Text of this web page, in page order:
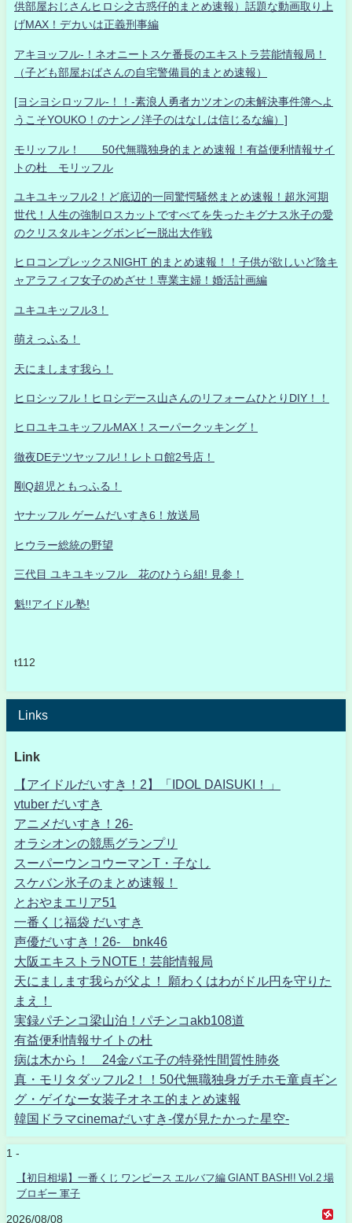
供部屋おじさんヒロシ之古惑仔的まとめ速報）話題な動画取り上
げMAX！デカいは正義刑事編
アキヨッフル-！ネオニートスケ番長のエキストラ芸能情報局！
（子ども部屋おばさんの自宅警備員的まとめ速報）
[ヨシヨシロッフル-！！-素浪人勇者カツオンの未解決事件簿へよ
うこそYOUKO！のナンノ洋子のはなしは信じるな編）]
モリッフル！ 50代無職独身的まとめ速報！有益便利情報サイ
トの杜 モリッフル
ユキユキッフル2！ど底辺的一同驚愕騒然まとめ速報！超氷河期
世代！人生の強制ロスカットですべてを失ったキグナス氷子の愛
のクリスタルキングボンビー脱出大作戦
ヒロコンプレックスNIGHT 的まとめ速報！！子供が欲しいど陰キ
ャアラフィフ女子のめざせ！専業主婦！婚活計画編
ユキユキッフル3！
萌えっふる！
天にまします我ら！
ヒロシッフル！ヒロシデース山さんのリフォームひとりDIY！！
ヒロユキユキッフルMAX！スーパークッキング！
徹夜DEテツヤッフル!！レトロ館2号店！
剛Q超児ともっふる！
ヤナッフル ゲームだいすき6！放送局
ヒウラー総統の野望
三代目 ユキユキッフル 花のひうら組! 見参！
魁!!アイドル塾!
t112
Links
Link
【アイドルだいすき！2】「IDOL DAISUKI！」
vtuber だいすき
アニメだいすき！26-
オラシオンの競馬グランプリ
スーパーウンコウーマンT・子なし
スケバン氷子のまとめ速報！
とおやまエリア51
一番くじ福袋 だいすき
声優だいすき！26- bnk46
大阪エキストラNOTE！芸能情報局
天にまします我らが父よ！ 願わくはわがドル円を守りた
まえ！
実録パチンコ梁山泊！パチンコakb108道
有益便利情報サイトの杜
病は木から！ 24金バエ子の特発性間質性肺炎
真・モリタダッフル2！！50代無職独身ガチホモ童貞ギン
グ・ゲイなー女装子オネエ的まとめ速報
韓国ドラマcinemaだいすき-僕が見たかった星空-
1 -
【初日相場】一番くじ ワンピース エルバフ編 GIANT BASH!! Vol.2 場
ブロギー 軍子
2026/08/08